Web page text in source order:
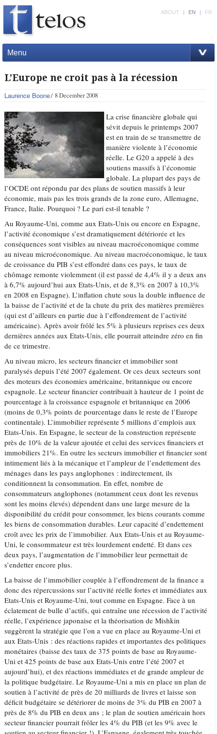
Menu
ABOUT | EN | FR
L’Europe ne croit pas à la récession
Laurence Boone 8 December 2008
La crise financière globale qui
sévit depuis le printemps 2007
est en train de se transmettre de
manière violente à l’économie
réelle. Le G20 a appelé à des
soutiens massifs à l’économie
globale. La plupart des pays de
l’OCDE ont répondu par des plans de soutien massifs à leur
économie, mais pas les trois grands de la zone euro, Allemagne,
France, Italie. Pourquoi ? Le pari est-il tenable ?
Au Royaume-Uni, comme aux Etats-Unis ou encore en Espagne,
l’activité économique s’est dramatiquement détériorée et les
conséquences sont visibles au niveau macroéconomique comme
au niveau microéconomique. Au niveau macroéconomique, le taux
de croissance du PIB s’est effondré dans ces pays, le taux de
chômage remonte violemment (il est passé de 4,4% il y a deux ans
à 6,7% aujourd’hui aux Etats-Unis, et de 8,3% en 2007 à 10,3%
en 2008 en Espagne). L’inflation chute sous la double influence de
la baisse de l’activité et de la chute du prix des matières premières
(qui est d’ailleurs en partie due à l’effondrement de l’activité
américaine). Après avoir frôlé les 5% à plusieurs reprises ces deux
dernières années aux Etats-Unis, elle pourrait atteindre zéro en fin
de ce trimestre.
Au niveau micro, les secteurs financier et immobilier sont
paralysés depuis l’été 2007 également. Or ces deux secteurs sont
des moteurs des économies américaine, britannique ou encore
espagnole. Le secteur financier contribuait à hauteur de 1 point de
pourcentage à la croissance espagnole et britannique en 2006
(moins de 0,3% points de pourcentage dans le reste de l’Europe
continentale). L’immobilier représente 5 millions d’emplois aux
Etats-Unis. En Espagne, le secteur de la construction représente
près de 10% de la valeur ajoutée et celui des services financiers et
immobiliers 21%. En outre les secteurs immobilier et financier sont
intimement liés à la mécanique et l’ampleur de l’endettement des
ménages dans les pays anglophones : indirectement, ils
conditionnent la consommation. En effet, nombre de
consommateurs anglophones (notamment ceux dont les revenus
sont les moins élevés) dépendent dans une large mesure de la
disponibilité du crédit pour consommer, les biens courants comme
les biens de consommation durables. Leur capacité d’endettement
croît avec les prix de l’immobilier. Aux Etats-Unis et au Royaume-
Uni, le consommateur est très lourdement endetté. Et dans ces
deux pays, l’augmentation de l’immobilier leur permettait de
s’endetter encore plus.
La baisse de l’immobilier couplée à l’effondrement de la finance a
donc des répercussions sur l’activité réelle fortes et immédiates aux
Etats-Unis et Royaume-Uni, tout comme en Espagne. Face à un
éclatement de bulle d’actifs, qui entraîne une récession de l’activité
réelle, l’expérience japonaise et la théorisation de Mishkin
suggèrent la stratégie que l’on a vue en place au Royaume-Uni et
aux Etats-Unis : des réactions rapides et importantes des politiques
monétaires (baisse des taux de 375 points de base au Royaume-
Uni et 425 points de base aux Etats-Unis entre l’été 2007 et
aujourd’hui), et des réactions immédiates et de grande ampleur de
la politique budgétaire. Le Royaume-Uni a mis en place un plan de
soutien à l’activité de près de 20 milliards de livres et laisse son
déficit budgétaire se détériorer de moins de 3% du PIB en 2007 à
près de 8% du PIB en deux ans ; le plan de soutien américain hors
secteur financier pourrait frôler les 4% du PIB (et les 9% avec le